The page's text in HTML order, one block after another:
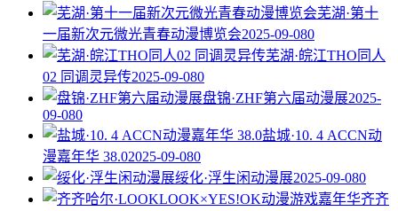
芜湖·第十
一届新次元微光青春动漫博览会2025-09-080
芜湖·皖江THO同人
02 同调灵异传2025-09-080
盘锦·ZHF第六届动漫展2025-
09-080
盐城·10. 4 ACCN动
漫嘉年华 38.02025-09-080
绥化·浮生闲动漫展2025-09-080
齐齐